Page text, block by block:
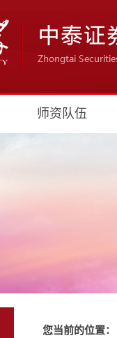
师资队伍
您当前的位置：